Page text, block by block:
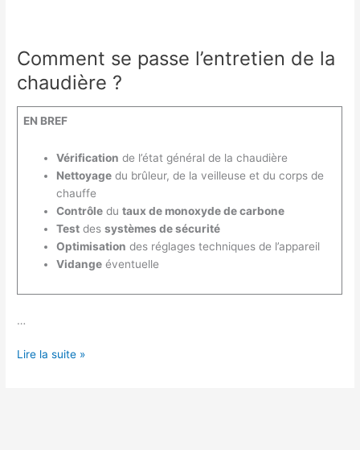
Comment se passe l’entretien de la
chaudière ?
EN BREF
Vérification de l’état général de la chaudière
Nettoyagedu brûleur, de la veilleuse et du corps de
chauffe
Contrôledu taux de monoxyde de carbone
Testdes systèmes de sécurité
Optimisation des réglages techniques de l’appareil
Vidangeéventuelle
…
Comment
Lire la suite »